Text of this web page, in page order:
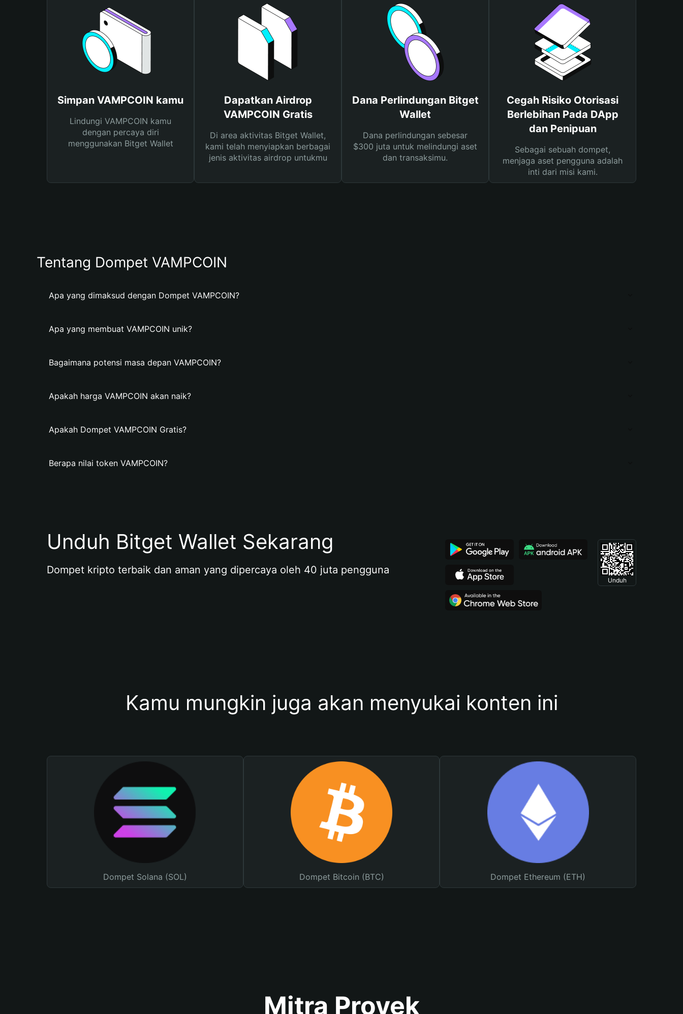
Simpan VAMPCOIN kamu
Lindungi VAMPCOIN kamu
dengan percaya diri
menggunakan Bitget Wallet
Dapatkan Airdrop
VAMPCOIN Gratis
Di area aktivitas Bitget Wallet,
kami telah menyiapkan berbagai
jenis aktivitas airdrop untukmu
Dana Perlindungan Bitget
Wallet
Dana perlindungan sebesar
$300 juta untuk melindungi aset
dan transaksimu.
Cegah Risiko Otorisasi
Berlebihan Pada DApp
dan Penipuan
Sebagai sebuah dompet,
menjaga aset pengguna adalah
inti dari misi kami.
Tentang Dompet VAMPCOIN
Apa yang dimaksud dengan Dompet VAMPCOIN?
Apa yang membuat VAMPCOIN unik?
Bagaimana potensi masa depan VAMPCOIN?
Apakah harga VAMPCOIN akan naik?
Apakah Dompet VAMPCOIN Gratis?
Berapa nilai token VAMPCOIN?
Unduh Bitget Wallet Sekarang
Dompet kripto terbaik dan aman yang dipercaya oleh 40 juta pengguna
Unduh
Kamu mungkin juga akan menyukai konten ini
Dompet Solana (SOL) Dompet Bitcoin (BTC) Dompet Ethereum (ETH)
Mitra Proyek